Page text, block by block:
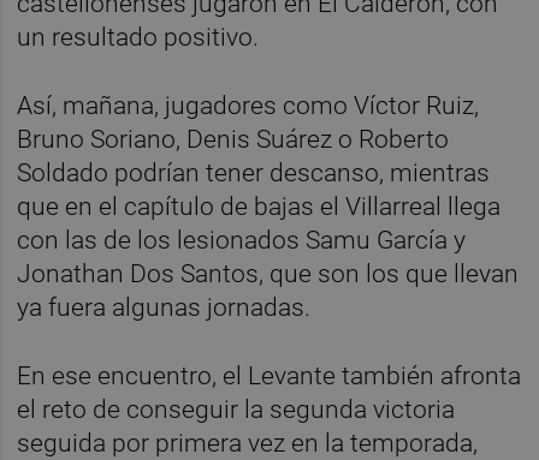
un resultado positivo.
Así, mañana, jugadores como Víctor Ruiz,
Bruno Soriano, Denis Suárez o Roberto
Soldado podrían tener descanso, mientras
que en el capítulo de bajas el Villarreal llega
con las de los lesionados Samu García y
Jonathan Dos Santos, que son los que llevan
ya fuera algunas jornadas.
En ese encuentro, el Levante también afronta
el reto de conseguir la segunda victoria
seguida por primera vez en la temporada,